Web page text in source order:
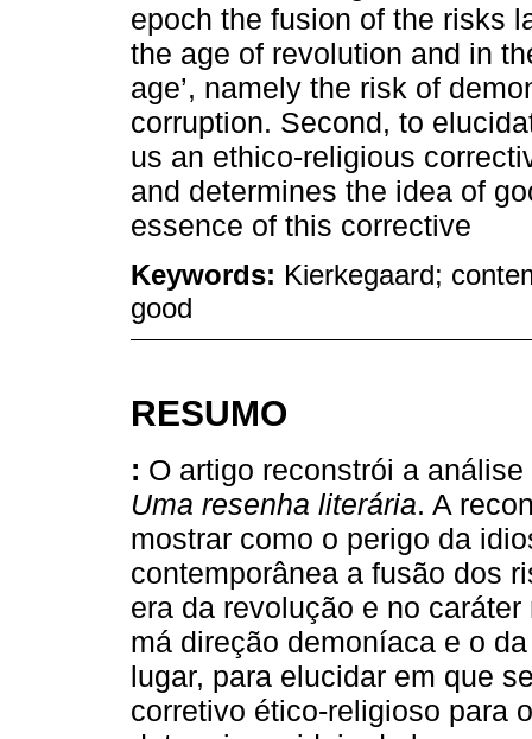
epoch the fusion of the risks
the age of revolution and in
age’, namely the risk of
corruption. Second, to
us an ethico-religious
and determines the idea of
essence of this corrective
Keywords: Kierkegaard;
good
RESUMO
: O artigo reconstrói a
Uma resenha literária. A
mostrar como o perigo da
contemporânea a fusão dos
era da revolução e no
má direção demoníaca e o
lugar, para elucidar em que
corretivo ético-religioso para